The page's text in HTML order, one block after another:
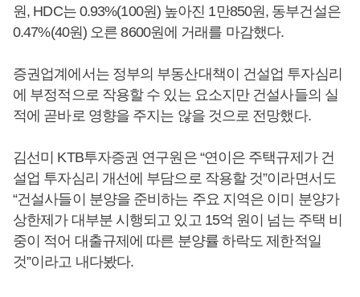
원, HDC는 0.93%(100원) 높아진 1만850원, 동부건설은
0.47%(40원) 오른 8600원에 거래를 마감했다.
증권업계에서는 정부의 부동산대책이 건설업 투자심리
에 부정적으로 작용할 수 있는 요소지만 건설사들의 실
적에 곧바로 영향을 주지는 않을 것으로 전망했다.
김선미 KTB투자증권 연구원은 “연이은 주택규제가 건
설업 투자심리 개선에 부담으로 작용할 것”이라면서도
“건설사들이 분양을 준비하는 주요 지역은 이미 분양가
상한제가 대부분 시행되고 있고 15억 원이 넘는 주택 비
중이 적어 대출규제에 따른 분양률 하락도 제한적일
것”이라고 내다봤다.